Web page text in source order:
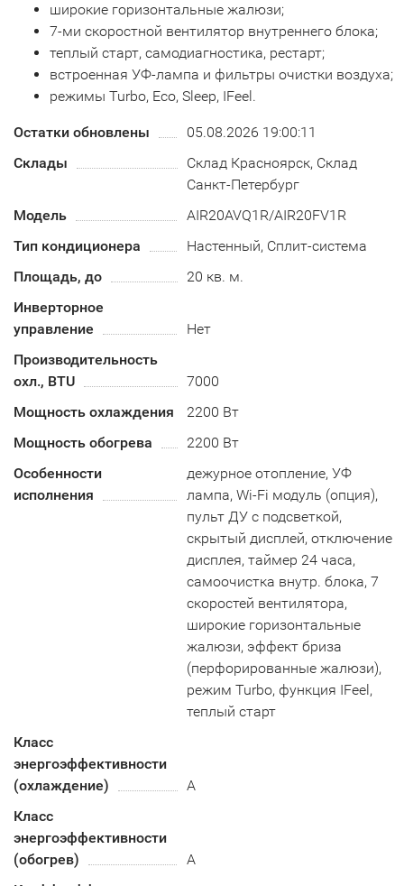
широкие горизонтальные жалюзи;
7-ми скоростной вентилятор внутреннего блока;
теплый старт, самодиагностика, рестарт;
встроенная УФ-лампа и фильтры очистки воздуха;
режимы Turbo, Eco, Sleep, IFeel.
Остатки обновлены
05.08.2026 19:00:11
Склады
Склад Красноярск, Склад
Санкт-Петербург
Модель
AIR20AVQ1R/AIR20FV1R
Тип кондиционера
Настенный, Сплит-система
Площадь, до
20 кв. м.
Инверторное
управление
Нет
Производительность
охл., BTU
7000
Мощность охлаждения
2200 Вт
Мощность обогрева
2200 Вт
Особенности
исполнения
дежурное отопление, УФ
лампа, Wi-Fi модуль (опция),
пульт ДУ с подсветкой,
скрытый дисплей, отключение
дисплея, таймер 24 часа,
самоочистка внутр. блока, 7
скоростей вентилятора,
широкие горизонтальные
жалюзи, эффект бриза
(перфорированные жалюзи),
режим Turbo, функция IFeel,
теплый старт
Класс
энергоэффективности
(охлаждение)
А
Класс
энергоэффективности
(обогрев)
A